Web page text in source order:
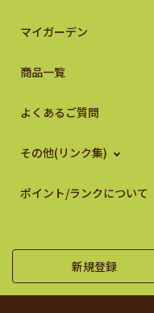
マイガーデン
商品一覧
よくあるご質問
その他(リンク集)
ポイント/ランクについて
新規登録